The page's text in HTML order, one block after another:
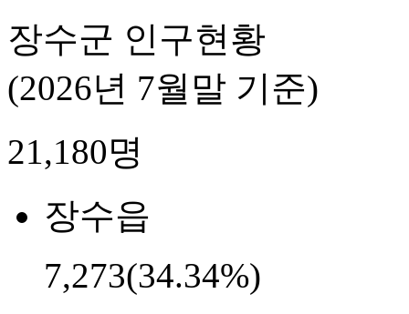
장수군 인구현황
(2026년 7월말 기준)
21,180명
장수읍
7,273(34.34%)